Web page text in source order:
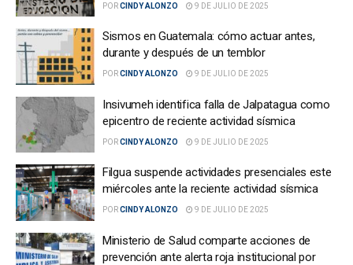
PORCINDY ALONZO 9 DE JULIO DE 2025
Sismos en Guatemala: cómo actuar antes,
durante y después de un temblor
PORCINDY ALONZO 9 DE JULIO DE 2025
Insivumeh identifica falla de Jalpatagua como
epicentro de reciente actividad sísmica
PORCINDY ALONZO 9 DE JULIO DE 2025
Filgua suspende actividades presenciales este
miércoles ante la reciente actividad sísmica
PORCINDY ALONZO 9 DE JULIO DE 2025
Ministerio de Salud comparte acciones de
prevención ante alerta roja institucional por